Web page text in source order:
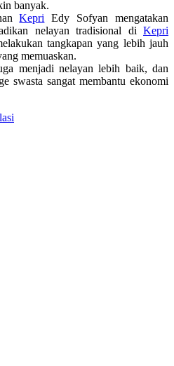
banyak.
Kepri Edy Sofyan mengatakan
nelayan tradisional di Kepri
tangkapan yang lebih jauh
memuaskan.
menjadi nelayan lebih baik, dan
swasta sangat membantu ekonomi